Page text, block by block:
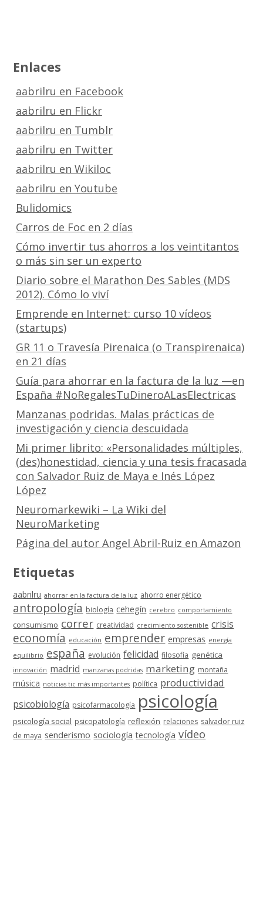
Enlaces
aabrilru en Facebook
aabrilru en Flickr
aabrilru en Tumblr
aabrilru en Twitter
aabrilru en Wikiloc
aabrilru en Youtube
Bulidomics
Carros de Foc en 2 días
Cómo invertir tus ahorros a los veintitantos
o más sin ser un experto
Diario sobre el Marathon Des Sables (MDS
2012). Cómo lo viví
Emprende en Internet: curso 10 vídeos
(startups)
GR 11 o Travesía Pirenaica (o Transpirenaica)
en 21 días
Guía para ahorrar en la factura de la luz —en
España #NoRegalesTuDineroALasElectricas
Manzanas podridas. Malas prácticas de
investigación y ciencia descuidada
Mi primer librito: «Personalidades múltiples,
(des)honestidad, ciencia y una tesis fracasada
con Salvador Ruiz de Maya e Inés López
López
Neuromarkewiki – La Wiki del
NeuroMarketing
Página del autor Angel Abril-Ruiz en Amazon
Etiquetas
aabrilru ahorrar en la factura de la luz ahorro energético
antropología biología cehegín cerebro comportamiento
consumismo correr creatividad crecimiento sostenible crisis
economía educación emprender empresas energía
equilibrio españa evolución felicidad filosofía genética
innovación madrid manzanas podridas marketing montaña
música noticias tic más importantes política productividad
psicobiología psicofarmacología psicología
psicología social psicopatología reflexión relaciones salvador ruiz
de maya senderismo sociología tecnología vídeo